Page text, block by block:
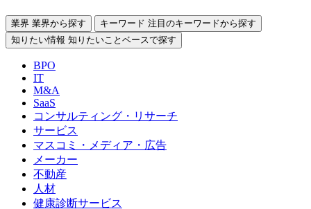
業界 業界から探す キーワード 注目のキーワードから探す
知りたい情報 知りたいことベースで探す
BPO
IT
M&A
SaaS
コンサルティング・リサーチ
サービス
マスコミ・メディア・広告
メーカー
不動産
人材
健康診断サービス